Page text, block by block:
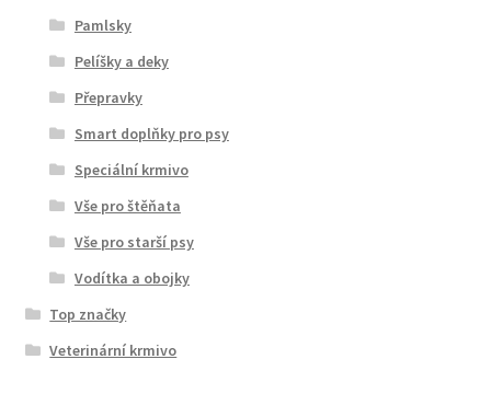
Pamlsky
Pelíšky a deky
Přepravky
Smart doplňky pro psy
Speciální krmivo
Vše pro štěňata
Vše pro starší psy
Vodítka a obojky
Top značky
Veterinární krmivo